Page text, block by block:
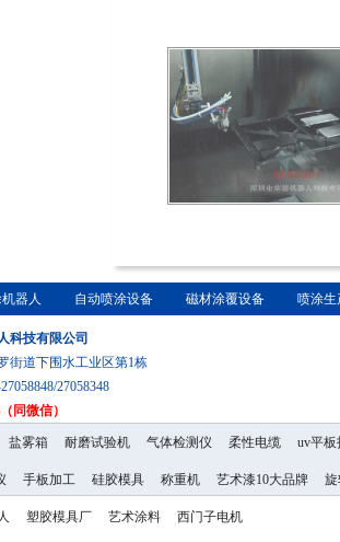
器人 自动喷涂设备 磁材涂覆设备 喷涂生
科技有限公司
街道下围水工业区第1栋
27058348
同微信）
盐雾箱 耐磨试验机 气体检测仪 柔性电缆 uv平
手板加工 硅胶模具 称重机 艺术漆10大品牌
塑胶模具厂 艺术涂料 西门子电机